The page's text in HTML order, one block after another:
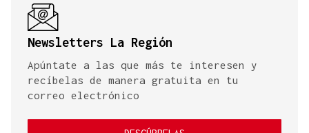
Newsletters La Región
Apúntate a las que más te interesen y
recíbelas de manera gratuita en tu
correo electrónico